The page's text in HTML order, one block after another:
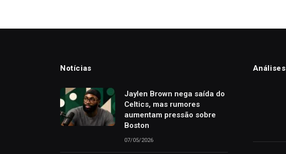
Notícias
Jaylen Brown nega saída do
Celtics, mas rumores
aumentam pressão sobre
Boston
07/05/2026
Análises